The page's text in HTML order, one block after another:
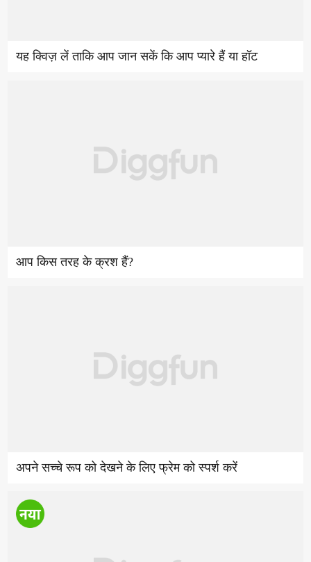
यह क्विज़ लें ताकि आप जान सकें कि आप प्यारे हैं या हॉट
आप किस तरह के क्रश हैं?
अपने सच्चे रूप को देखने के लिए फ्रेम को स्पर्श करें